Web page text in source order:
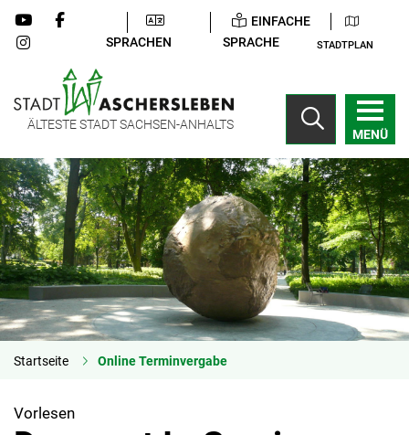
SPRACHEN
EINFACHE
SPRACHE
STADTPLAN
ÄLTESTE STADT SACHSEN-ANHALTS
MENÜ
Startseite Online Terminvergabe
Vorlesen